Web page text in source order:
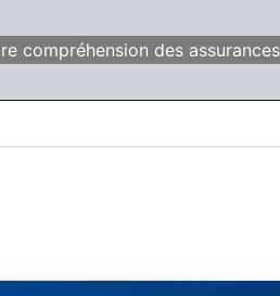
compréhension des assurances